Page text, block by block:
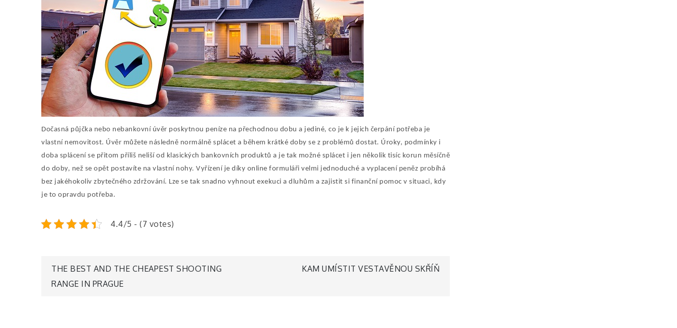
Dočasná půjčka nebo nebankovní úvěr poskytnou peníze na přechodnou dobu a jediné, co je k jejich čerpání potřeba je
vlastní nemovitost. Úvěr můžete následně normálně splácet a během krátké doby se z problémů dostat. Úroky, podmínky i
doba splácení se přitom příliš neliší od klasických bankovních produktů a je tak možné splácet i jen několik tisíc korun měsíčně
do doby, než se opět postavíte na vlastní nohy. Vyřízení je díky online formuláři velmi jednoduché a vyplacení peněz probíhá
bez jakéhokoliv zbytečného zdržování. Lze se tak snadno vyhnout exekuci a dluhům a zajistit si finanční pomoc v situaci, kdy
je to opravdu potřeba.
4.4/5 - (7 votes)
Navigace
THE BEST AND THE CHEAPEST SHOOTING
RANGE IN PRAGUE
KAM UMÍSTIT VESTAVĚNOU SKŘÍŇ